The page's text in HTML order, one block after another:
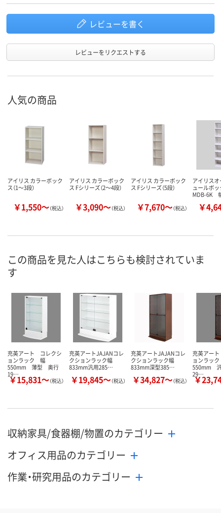
レビューを書く
レビューをリクエストする
人気の商品
アイリス カラーボック
ス（1～3段）
￥1,550～（税込）
アイリス カラーボック
ス Fシリーズ（2～4段）
￥3,090～（税込）
アイリス カラーボック
ス Fシリーズ（5段）
￥7,670～（税込）
アイリス
ュールボ
MDB-6K
￥
この商品を見た人はこちらも検討されていま
す
充英アート コレクシ
ョンラック 幅
550mm 薄型 奥行
19…
￥15,831～（税込）
充英アートJAJANコレ
クションラック幅
833mm汎用285…
￥19,845～（税込）
充英アートJAJANコレ
クションラック幅
833mm深型385…
￥34,827～（税込）
充英アー
ョンラッ
550mm
29…
￥
収納家具/食器棚/物置のカテゴリー
オフィス用品のカテゴリー
作業・研究用品のカテゴリー